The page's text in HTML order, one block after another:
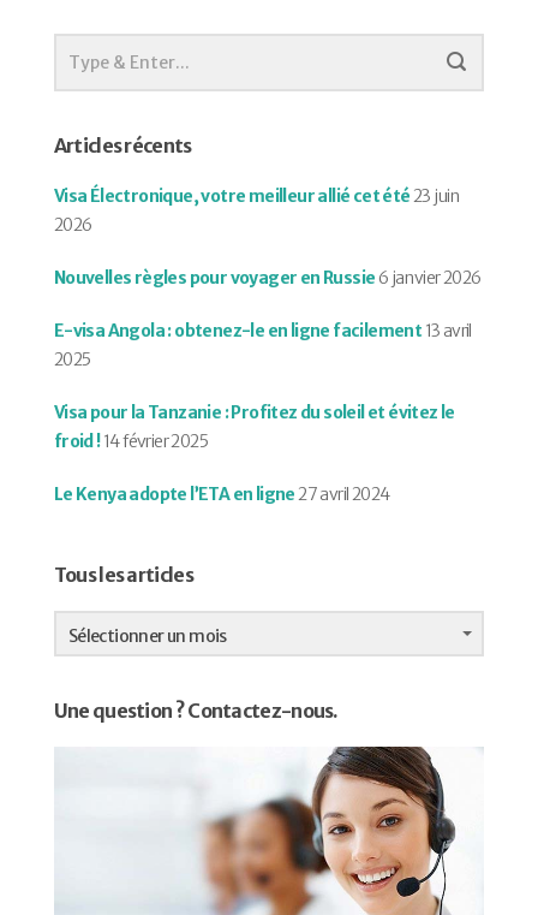
Articles récents
Visa Électronique, votre meilleur allié cet été23 juin
2026
Nouvelles règles pour voyager en Russie 6 janvier 2026
E-visa Angola : obtenez-le en ligne facilement 13 avril
2025
Visa pour la Tanzanie : Profitez du soleil et évitez le
froid !14 février 2025
Le Kenya adopte l’ETA en ligne27 avril 2024
Tous les articles
Tous
les
articles
Sélectionner un mois
Une question ? Contactez-nous.